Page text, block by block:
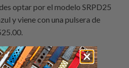
optar por el modelo SRPD25
y viene con una pulsera de